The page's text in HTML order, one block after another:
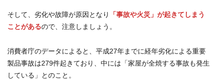
そして、劣化や故障が原因となり
「事故や火災」が起きてしまう
ことがあるので、注意しましょう。
消費者庁のデータによると、平成27年までに経年劣化による重要
製品事故は279件起きており、中には「家屋が全焼する事故も発生
している」とのこと。